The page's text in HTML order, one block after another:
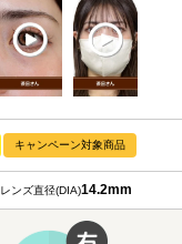
キャンペーン対象商品
レンズ直径(DIA)14.2mm